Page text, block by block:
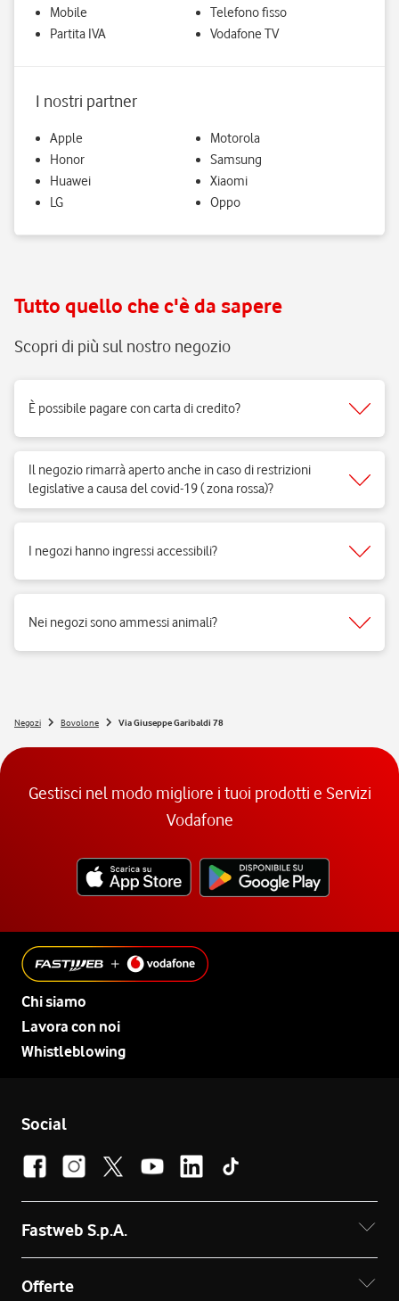
Mobile
Partita IVA
Telefono fisso
Vodafone TV
I nostri partner
Apple
Honor
Huawei
LG
Motorola
Samsung
Xiaomi
Oppo
Tutto quello che c'è da sapere
Scopri di più sul nostro negozio
È possibile pagare con carta di credito?
Il negozio rimarrà aperto anche in caso di restrizioni
legislative a causa del covid-19 ( zona rossa)?
I negozi hanno ingressi accessibili?
Nei negozi sono ammessi animali?
Negozi Bovolone Via Giuseppe Garibaldi 78
Gestisci nel modo migliore i tuoi prodotti e Servizi
Vodafone
Chi siamo
Lavora con noi
Whistleblowing
Social
Fastweb S.p.A.
Offerte